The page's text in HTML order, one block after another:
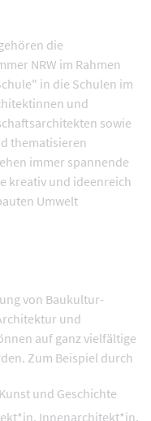
die
NRW im Rahmen
in die Schulen im
und
sowie
thematisieren
immer spannende
kreativ und ideenreich
Umwelt
von Baukultur-
und
auf ganz vielfältige
Zum Beispiel durch
und Geschichte
Innenarchitekt*in,